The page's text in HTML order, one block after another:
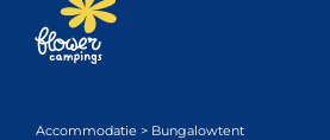
Accommodatie > Bungalowtent